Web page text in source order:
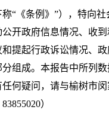
“《条例》”），特向社
开政府信息情况、收
提起行政诉讼情况、
组成。本报告中所列
任何疑问，请与榆树市
）